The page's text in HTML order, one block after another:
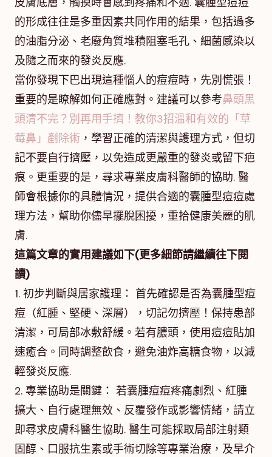
的形成往往是多重因素共同作用的結果，包括過多
的油脂分泌、老廢角質堆積阻塞毛孔、細菌感染以
及隨之而來的發炎反應.
當你發現下巴出現這種惱人的痘痘時，先別慌張！
重要的是瞭解如何正確應對。建議可以參考鼻頭黑
頭清不完？別再用手擠！教你3招溫和有效的「草
莓鼻」剷除術 ，學習正確的清潔與護理方式，但切
記不要自行擠壓，以免造成更嚴重的發炎或留下疤
痕。更重要的是，尋求專業皮膚科醫師的協助. 醫
師會根據你的具體情況，提供合適的囊腫型痘痘處
理方法，幫助你儘早擺脫困擾，重拾健康美麗的肌
膚.
這篇文章的實用建議如下(更多細節請繼續往下閱
讀)
1. 初步判斷與居家護理： 首先確認是否為囊腫型痘
痘（紅腫、堅硬、深層），切記勿擠壓！保持患部
清潔，可局部冰敷舒緩。若有膿頭，使用痘痘貼加
速癒合。同時調整飲食，避免油炸高糖食物，以減
輕發炎反應.
2. 專業協助是關鍵： 若囊腫痘痘疼痛劇烈、紅腫
擴大、自行處理無效、反覆發作或影響情緒，請立
即尋求皮膚科醫生協助. 醫生可能採取局部注射類
固醇、口服抗生素或手術切除等專業治療，及早介